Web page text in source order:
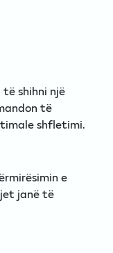
shihni një
të
shfletimi.
e
janë të